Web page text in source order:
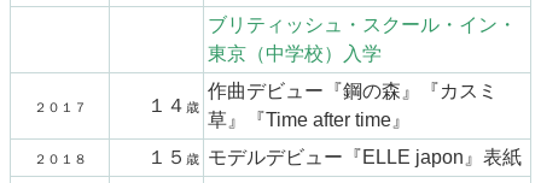
ブリティッシュ・スクール・イン・
東京（中学校）入学
２０１７ １４ 歳
作曲デビュー『鋼の森』『カスミ
草』『Time after time』
２０１８ １５ 歳
モデルデビュー『ELLE japon』表紙